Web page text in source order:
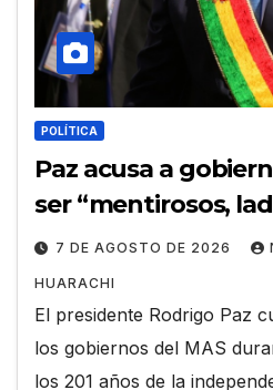
POLÍTICA
Paz acusa a
ser “mentirosos,
7 DE AGOSTO DE 2026
HUARACHI
El presidente Rodrigo Paz
los gobiernos del MAS
los 201 años de la